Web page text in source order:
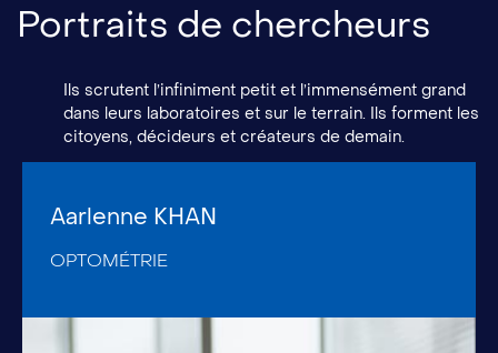
Portraits de chercheurs
Ils scrutent l’infiniment petit et l’immensément grand
dans leurs laboratoires et sur le terrain. Ils forment les
citoyens, décideurs et créateurs de demain.
Aarlenne KHAN
OPTOMÉTRIE